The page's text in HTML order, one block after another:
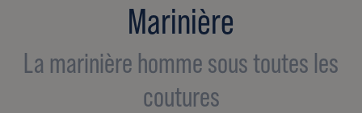
Marinière
La marinière homme sous toutes les
coutures